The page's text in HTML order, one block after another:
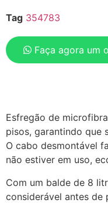
Tag 354783
Faça agora um
Esfregão de
pisos, garantindo que
O cabo desmontável
não estiver em uso,
Com um balde de 8
considerável antes de